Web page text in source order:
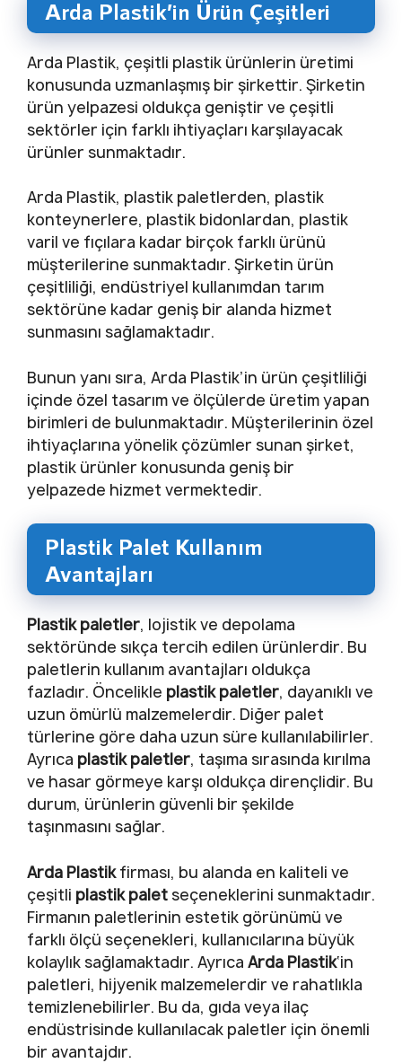
Arda Plastik’in Ürün Çeşitleri
Arda Plastik, çeşitli plastik ürünlerin üretimi
konusunda uzmanlaşmış bir şirkettir. Şirketin
ürün yelpazesi oldukça geniştir ve çeşitli
sektörler için farklı ihtiyaçları karşılayacak
ürünler sunmaktadır.
Arda Plastik, plastik paletlerden, plastik
konteynerlere, plastik bidonlardan, plastik
varil ve fıçılara kadar birçok farklı ürünü
müşterilerine sunmaktadır. Şirketin ürün
çeşitliliği, endüstriyel kullanımdan tarım
sektörüne kadar geniş bir alanda hizmet
sunmasını sağlamaktadır.
Bunun yanı sıra, Arda Plastik’in ürün çeşitliliği
içinde özel tasarım ve ölçülerde üretim yapan
birimleri de bulunmaktadır. Müşterilerinin özel
ihtiyaçlarına yönelik çözümler sunan şirket,
plastik ürünler konusunda geniş bir
yelpazede hizmet vermektedir.
Plastik Palet Kullanım
Avantajları
Plastik paletler, lojistik ve depolama
sektöründe sıkça tercih edilen ürünlerdir. Bu
paletlerin kullanım avantajları oldukça
fazladır. Öncelikle plastik paletler, dayanıklı ve
uzun ömürlü malzemelerdir. Diğer palet
türlerine göre daha uzun süre kullanılabilirler.
Ayrıca plastik paletler, taşıma sırasında kırılma
ve hasar görmeye karşı oldukça dirençlidir. Bu
durum, ürünlerin güvenli bir şekilde
taşınmasını sağlar.
Arda Plastikfirması, bu alanda en kaliteli ve
çeşitli plastik palet seçeneklerini sunmaktadır.
Firmanın paletlerinin estetik görünümü ve
farklı ölçü seçenekleri, kullanıcılarına büyük
kolaylık sağlamaktadır. Ayrıca Arda Plastik‘in
paletleri, hijyenik malzemelerdir ve rahatlıkla
temizlenebilirler. Bu da, gıda veya ilaç
endüstrisinde kullanılacak paletler için önemli
bir avantajdır.